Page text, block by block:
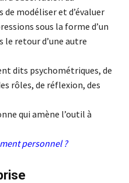
de modéliser et d’évaluer
sous la forme d’un
le retour d’une autre
dits psychométriques, de
rôles, de réflexion, des
qui amène l’outil à
personnel ?